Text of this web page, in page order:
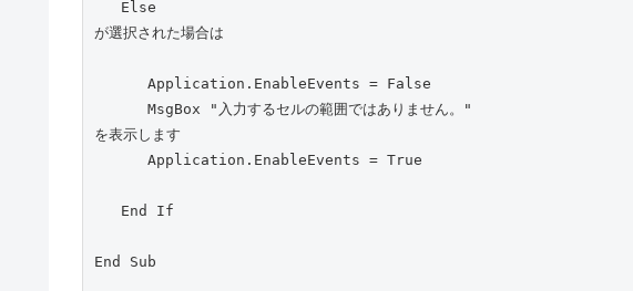
が選択された場合は
      Application.EnableEvents = False
を表示します
      Application.EnableEvents = True
   End If
End Sub